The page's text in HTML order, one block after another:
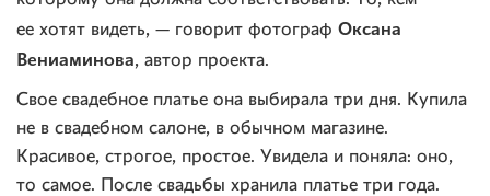
ее хотят видеть, — говорит фотограф Оксана
Вениаминова, автор проекта.
Свое свадебное платье она выбирала три дня. Купила
не в свадебном салоне, в обычном магазине.
Красивое, строгое, простое. Увидела и поняла: оно,
то самое. После свадьбы хранила платье три года.